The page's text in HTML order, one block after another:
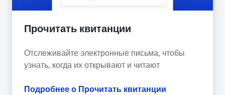
Прочитать квитанции
Отслеживайте электронные письма, чтобы
узнать, когда их открывают и читают
Подробнее о Прочитать квитанции